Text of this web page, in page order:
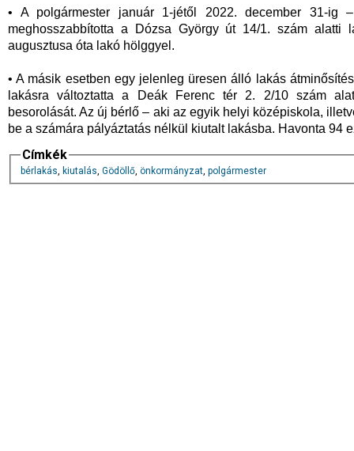
• A polgármester január 1-jétől 2022. december 31-
meghosszabbította a Dózsa György út 14/1. szám alatti
augusztusa óta lakó hölggyel.
• A másik esetben egy jelenleg üresen álló lakás
lakásra változtatta a Deák Ferenc tér 2. 2/10 szám
besorolását. Az új bérlő – aki az egyik helyi középiskola,
be a számára pályáztatás nélkül kiutalt lakásba. Havonta 94
Címkék
bérlakás, kiutalás, Gödöllő, önkormányzat, polgármester